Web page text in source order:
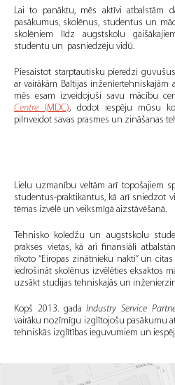
Lai to panāktu, mēs aktīvi atbalstām
pasākumus, skolēnus, studentus un
skolēniem līdz augstskolu
studentu un pasniedzēju vidū.
Piesaistot starptautisku pieredzi
ar vairākām Baltijas inženiertehniskajām
mēs esam izveidojuši savu mācību
Centre (MDC), dodot iespēju mūsu
pilnveidot savas prasmes un zināšanas
Lielu uzmanību veltām arī topošajiem
studentus-praktikantus, kā arī sniedzot
tēmas izvēlē un veiksmīgā aizstāvēšanā.
Tehnisko koledžu un augstskolu
prakses vietas, kā arī finansiāli
rīkoto “Eiropas zinātnieku nakti” un
iedrošināt skolēnus izvēlēties eksaktos
uzsākt studijas tehniskajās un
Kopš 2013. gadaIndustry Service
vairāku nozīmīgu izglītojošu pasākumu
tehniskās izglītības ieguvumiem un